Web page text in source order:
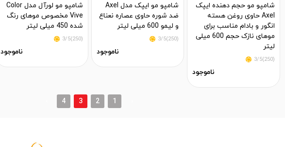
شامپو مو حجم دهنده ایپک
Axel حاوی روغن هسته
انگور و بادام مناسب برای
موهای نازک حجم 600 میلی
لیتر
(250)3/5
ناموجود
شامپو مو ایپک مدل Axel
ضد شوره حاوی عصاره نعناع
و لیمو 600 میلی لیتر
(250)3/5
ناموجود
شامپو مو لورآل مدل Color
Vive مخصوص موهای رنگ
شده 450 میلی لیتر
(250)3/5
ناموجود
1
2
3
4